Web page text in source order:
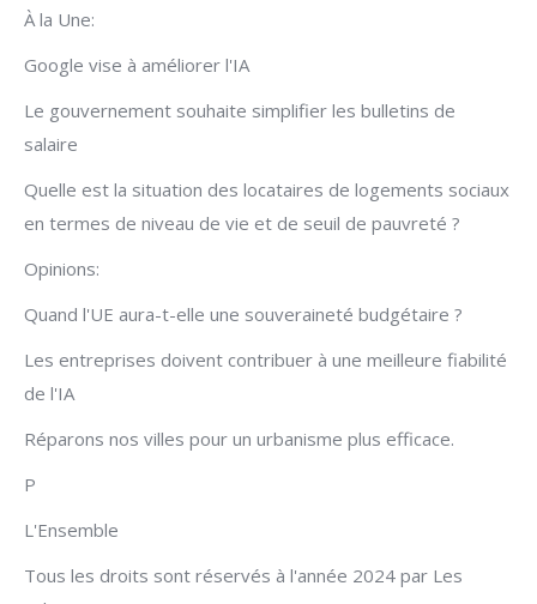
À la Une:
Google vise à améliorer l'IA
Le gouvernement souhaite simplifier les bulletins de
salaire
Quelle est la situation des locataires de logements sociaux
en termes de niveau de vie et de seuil de pauvreté ?
Opinions:
Quand l'UE aura-t-elle une souveraineté budgétaire ?
Les entreprises doivent contribuer à une meilleure fiabilité
de l'IA
Réparons nos villes pour un urbanisme plus efficace.
P
L'Ensemble
Tous les droits sont réservés à l'année 2024 par Les